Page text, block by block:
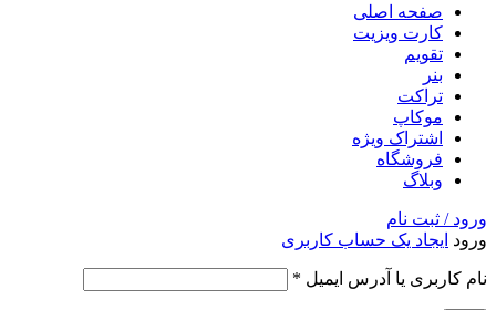
صفحه اصلی
کارت ویزیت
تقویم
بنر
تراکت
موکاپ
اشتراک ویژه
فروشگاه
وبلاگ
ورود / ثبت نام
ورود ایجاد یک حساب کاربری
نام کاربری یا آدرس ایمیل *